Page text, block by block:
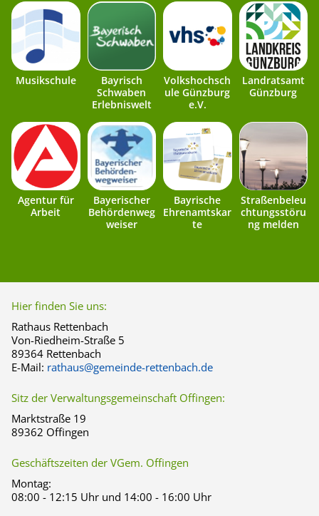
Musikschule
Bayrisch
Schwaben
Erlebniswelt
Volkshochsch
ule Günzburg
e.V.
Landratsamt
Günzburg
Agentur für
Arbeit
Bayerischer
Behördenweg
weiser
Bayrische
Ehrenamtskar
te
Straßenbeleu
chtungsstöru
ng melden
Hier finden Sie uns:
Rathaus Rettenbach
Von-Riedheim-Straße 5
89364 Rettenbach
E-Mail: rathaus@gemeinde-rettenbach.de
Sitz der Verwaltungsgemeinschaft Offingen:
Marktstraße 19
89362 Offingen
Geschäftszeiten der VGem. Offingen
Montag:
08:00 - 12:15 Uhr und 14:00 - 16:00 Uhr